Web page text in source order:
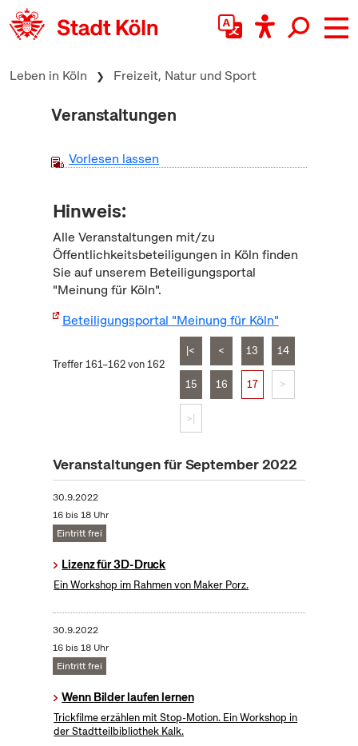
zum Inhalt springen
Leben in Köln Freizeit, Natur und Sport
Veranstaltungen
Vorlesen lassen
Hinweis:
Alle Veranstaltungen mit/zu
Öffentlichkeitsbeteiligungen in Köln finden
Sie auf unserem Beteiligungsportal
"Meinung für Köln".
Beteiligungsportal "Meinung für Köln"
Treffer 161–162 von 162
|< < 13 14
15 16 17 >
>|
Veranstaltungen für September 2022
30.9.2022
16 bis 18 Uhr
Eintritt frei
Lizenz für 3D-Druck
Ein Workshop im Rahmen von Maker Porz.
30.9.2022
16 bis 18 Uhr
Eintritt frei
Wenn Bilder laufen lernen
Trickfilme erzählen mit Stop-Motion. Ein Workshop in
der Stadtteilbibliothek Kalk.